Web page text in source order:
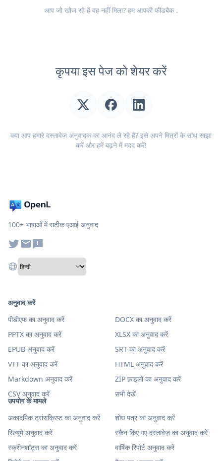
आप जो खोज रहे हैं वह नहीं मिला? हम आपकी फीडबैक.
कृपया इस पेज को शेयर करें
क्या आप हमारे दस्तावेज़ अनुवादक का आनंद ले रहे हैं? इसे अपने मित्रों के साथ साझा
करें और हमें बढ़ने में मदद करें!
100+ भाषाओं में सटीक एआई अनुवाद
उपयोग के मामले
अकादमिक ट्रांसक्रिप्ट का अनुवाद करें
शोध पत्र का अनुवाद करें
रिज़्यूमे अनुवाद करें
स्कैन किए गए दस्तावेज़ का अनुवाद करें
स्क्रीनशॉट्स का अनुवाद करें
वार्षिक रिपोर्ट अनुवाद करें
अनुवाद करें
पीडीएफ का अनुवाद करें
DOCX का अनुवाद करें
PPTX का अनुवाद करें
XLSX का अनुवाद करें
EPUB अनुवाद करें
SRT का अनुवाद करें
VTT का अनुवाद करें
HTML अनुवाद करें
Markdown अनुवाद करें
ZIP फ़ाइलों का अनुवाद करें
CSV अनुवाद करें
सभी देखें